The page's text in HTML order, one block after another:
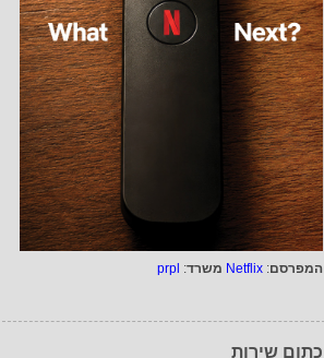
המפרסם:
Netflix משרד:
prpl
כתום שירות